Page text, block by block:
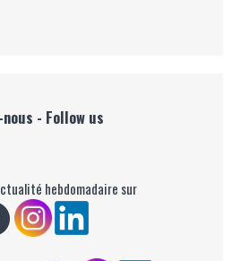
nous - Follow us
hebdomadaire sur